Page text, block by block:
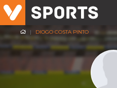
DIOGO COSTA PINTO